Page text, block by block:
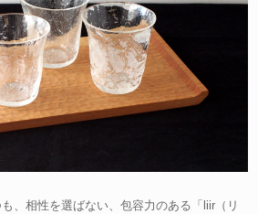
、相性を選ばない、包容力のある「liir（リ